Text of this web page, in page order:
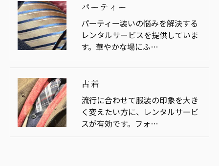
パーティー
パーティー装いの悩みを解決する
レンタルサービスを提供していま
す。華やかな場にふ…
古着
流行に合わせて服装の印象を大き
く変えたい方に、レンタルサービ
スが有効です。フォ…